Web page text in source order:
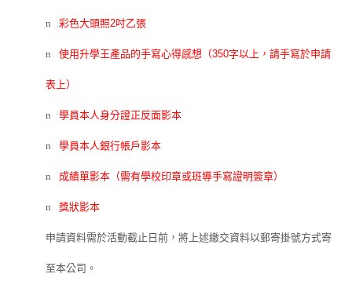
n 彩色大頭照2吋乙張
n 使用升學王產品的手寫心得感想 （350字以上，請手寫於申請
表上）
n 學員本人身分證正反面影本
n 學員本人銀行帳戶影本
n 成績單影本（需有學校印章或班導手寫證明簽章）
n 獎狀影本
申請資料需於活動截止日前，將上述繳交資料以郵寄掛號方式寄
至本公司。